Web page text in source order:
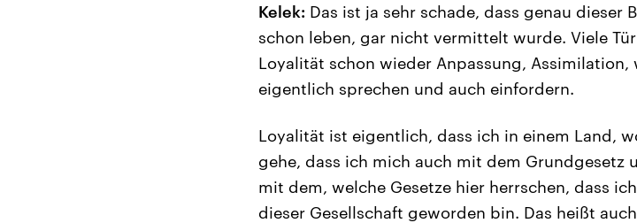
Kelek: Das ist ja sehr schade, dass genau dieser
schon leben, gar nicht vermittelt wurde. Viele
Loyalität schon wieder Anpassung,
eigentlich sprechen und auch einfordern.
Loyalität ist eigentlich, dass ich in einem Land,
gehe, dass ich mich auch mit dem Grundgesetz
mit dem, welche Gesetze hier herrschen, dass
dieser Gesellschaft geworden bin. Das heißt